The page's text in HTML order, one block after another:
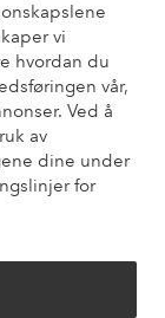
vi
hvordan du
vår,
Ved å
av
dine under
for
?